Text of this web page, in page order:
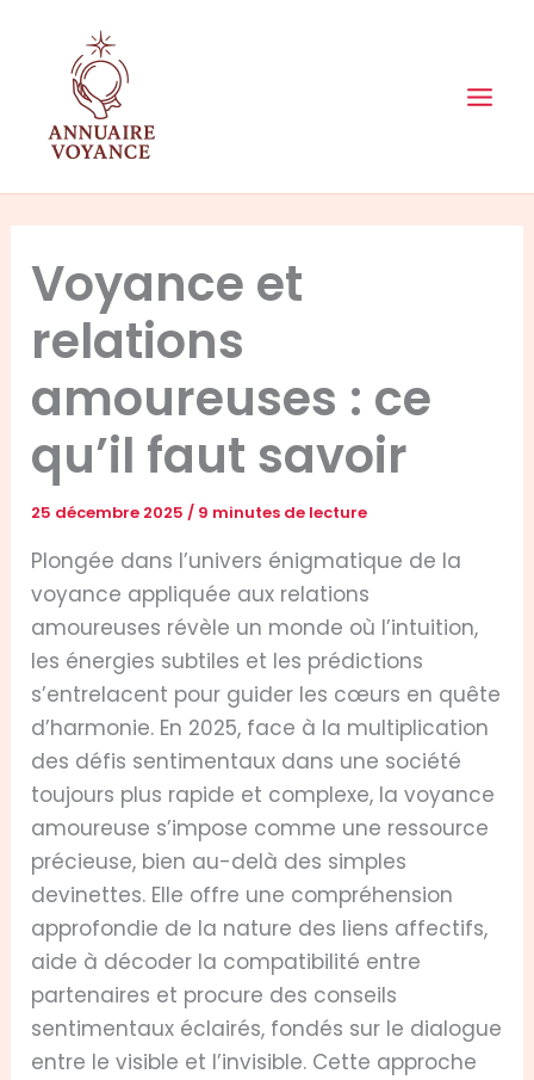
contenu
Voyance et
relations
amoureuses : ce
qu’il faut savoir
25 décembre 2025/ 9 minutes de lecture
Plongée dans l’univers énigmatique de la
voyance appliquée aux relations
amoureuses révèle un monde où l’intuition,
les énergies subtiles et les prédictions
s’entrelacent pour guider les cœurs en quête
d’harmonie. En 2025, face à la multiplication
des défis sentimentaux dans une société
toujours plus rapide et complexe, la voyance
amoureuse s’impose comme une ressource
précieuse, bien au-delà des simples
devinettes. Elle offre une compréhension
approfondie de la nature des liens affectifs,
aide à décoder la compatibilité entre
partenaires et procure des conseils
sentimentaux éclairés, fondés sur le dialogue
entre le visible et l’invisible. Cette approche